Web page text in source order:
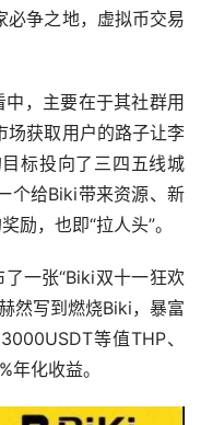
必争之地，虚拟币交易
，主要在于其社群用
场获取用户的路子让李
标投向了三四五线城
个给Biki带来资源、新
励，也即“拉人头”。
一张“Biki双十一狂欢
然写到燃烧Biki，暴富
等值THP、
年化收益。